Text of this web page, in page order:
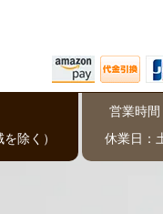
除く）
営業時
休業日：